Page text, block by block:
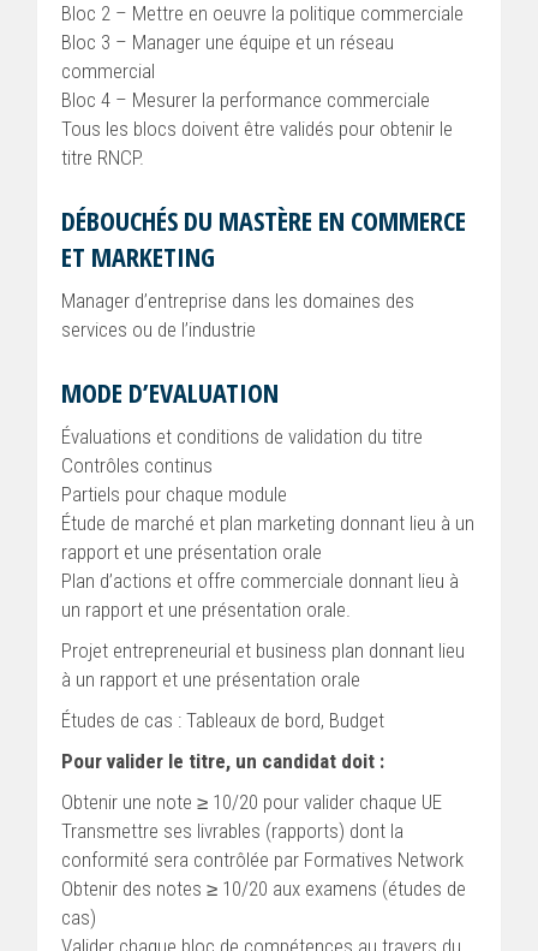
Bloc 2 – Mettre en oeuvre la politique commerciale
Bloc 3 – Manager une équipe et un réseau
commercial
Bloc 4 – Mesurer la performance commerciale
Tous les blocs doivent être validés pour obtenir le
titre RNCP.
DÉBOUCHÉS DU MASTÈRE EN COMMERCE
ET MARKETING
Manager d’entreprise dans les domaines des
services ou de l’industrie
MODE D’EVALUATION
Évaluations et conditions de validation du titre
Contrôles continus
Partiels pour chaque module
Étude de marché et plan marketing donnant lieu à un
rapport et une présentation orale
Plan d’actions et offre commerciale donnant lieu à
un rapport et une présentation orale.
Projet entrepreneurial et business plan donnant lieu
à un rapport et une présentation orale
Études de cas : Tableaux de bord, Budget
Pour valider le titre, un candidat doit :
Obtenir une note ≥ 10/20 pour valider chaque UE
Transmettre ses livrables (rapports) dont la
conformité sera contrôlée par Formatives Network
Obtenir des notes ≥ 10/20 aux examens (études de
cas)
Valider chaque bloc de compétences au travers du